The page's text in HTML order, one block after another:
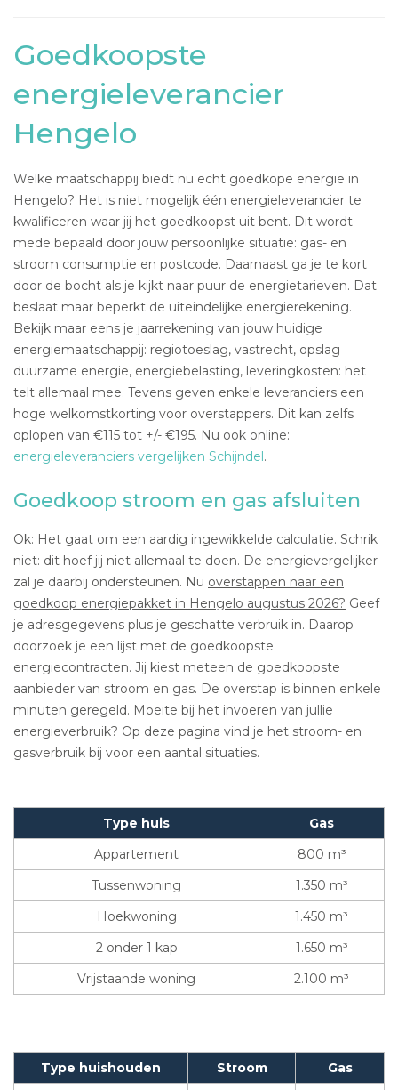
Goedkoopste
energieleverancier
Hengelo
Welke maatschappij biedt nu echt goedkope energie in
Hengelo? Het is niet mogelijk één energieleverancier te
kwalificeren waar jij het goedkoopst uit bent. Dit wordt
mede bepaald door jouw persoonlijke situatie: gas- en
stroom consumptie en postcode. Daarnaast ga je te kort
door de bocht als je kijkt naar puur de energietarieven. Dat
beslaat maar beperkt de uiteindelijke energierekening.
Bekijk maar eens je jaarrekening van jouw huidige
energiemaatschappij: regiotoeslag, vastrecht, opslag
duurzame energie, energiebelasting, leveringkosten: het
telt allemaal mee. Tevens geven enkele leveranciers een
hoge welkomstkorting voor overstappers. Dit kan zelfs
oplopen van €115 tot +/- €195. Nu ook online:
energieleveranciers vergelijken Schijndel.
Goedkoop stroom en gas afsluiten
Ok: Het gaat om een aardig ingewikkelde calculatie. Schrik
niet: dit hoef jij niet allemaal te doen. De energievergelijker
zal je daarbij ondersteunen. Nu overstappen naar een
goedkoop energiepakket in Hengelo augustus 2026? Geef
je adresgegevens plus je geschatte verbruik in. Daarop
doorzoek je een lijst met de goedkoopste
energiecontracten. Jij kiest meteen de goedkoopste
aanbieder van stroom en gas. De overstap is binnen enkele
minuten geregeld. Moeite bij het invoeren van jullie
energieverbruik? Op deze pagina vind je het stroom- en
gasverbruik bij voor een aantal situaties.
Type huis
Gas
Appartement
800 m³
Tussenwoning
1.350 m³
Hoekwoning
1.450 m³
2 onder 1 kap
1.650 m³
Vrijstaande woning
2.100 m³
Type huishouden Stroom
Gas